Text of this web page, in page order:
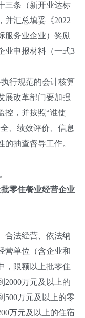
三条（新开业达标
并汇总填妥《2022
服务业企业）奖励
业申报材料（一式3
行规范的会计核算
展改革部门要加强
控，并按照“谁使
、绩效评价、信息
抽查督导工作。
零住餐业经营企业
法经营、依法纳
营单位（含企业和
，限额以上批零住
2000万元及以上的
500万元及以上的零
万元及以上的住宿